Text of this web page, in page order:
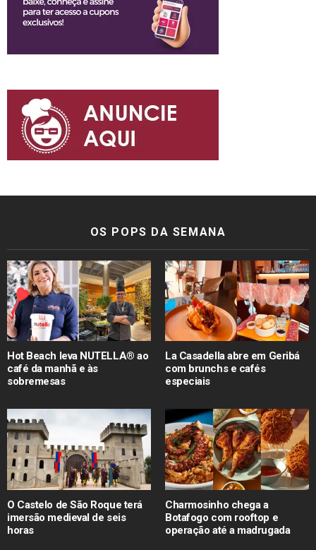
OS POPS DA SEMANA
Hot Beach leva NUTELLA® ao
café da manhã e às
sobremesas
La Casadella abre em Geribá
com brunchs e cafés
especiais
O Castelo de São Roque terá
imersão medieval de seis
horas
Charmosinho chega a
Botafogo com rooftop e
operação até a madrugada